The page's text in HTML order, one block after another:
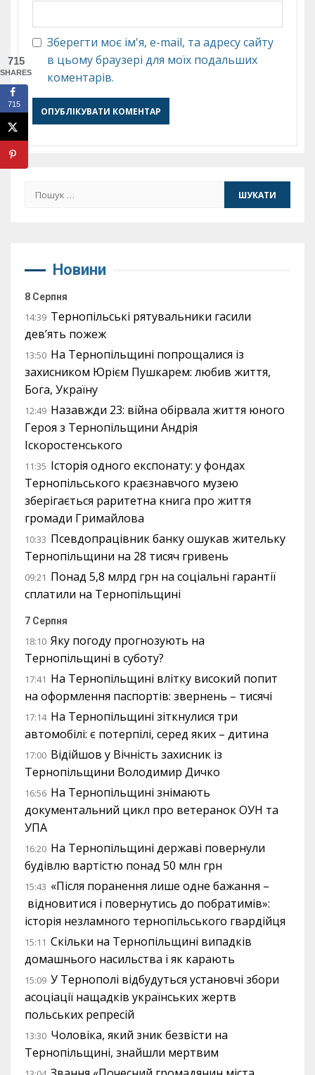
Зберегти моє ім'я, e-mail, та адресу сайту
в цьому браузері для моїх подальших
коментарів.
Пошук:
Новини
8 Серпня
14:39 Тернопільські рятувальники гасили
дев’ять пожеж
13:50 На Тернопільщині попрощалися із
захисником Юрієм Пушкарем: любив життя,
Бога, Україну
12:49 Назавжди 23: війна обірвала життя юного
Героя з Тернопільщини Андрія
Іскоростенського
11:35 Історія одного експонату: у фондах
Тернопільського краєзнавчого музею
зберігається раритетна книга про життя
громади Гримайлова
10:33 Псевдопрацівник банку ошукав жительку
Тернопільщини на 28 тисяч гривень
09:21 Понад 5,8 млрд грн на соціальні гарантії
сплатили на Тернопільщині
7 Серпня
18:10 Яку погоду прогнозують на
Тернопільщині в суботу?
17:41 На Тернопільщині влітку високий попит
на оформлення паспортів: звернень – тисячі
17:14 На Тернопільщині зіткнулися три
автомобілі: є потерпілі, серед яких – дитина
17:00 Відійшов у Вічність захисник із
Тернопільщини Володимир Дичко
16:56 На Тернопільщині знімають
документальний цикл про ветеранок ОУН та
УПА
16:20 На Тернопільщині державі повернули
будівлю вартістю понад 50 млн грн
15:43 «Після поранення лише одне бажання –
відновитися і повернутись до побратимів»:
історія незламного тернопільського гвардійця
15:11 Скільки на Тернопільщині випадків
домашнього насильства і як карають
15:09 У Тернополі відбудуться установчі збори
асоціації нащадків українських жертв
польських репресій
13:30 Чоловіка, який зник безвісти на
Тернопільщині, знайшли мертвим
715
SHARES
715